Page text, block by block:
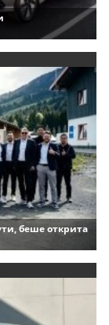
беше открита